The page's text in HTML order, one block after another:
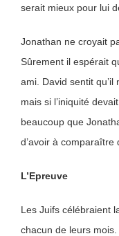
serait mieux pour lui
Jonathan ne croyait
Sûrement il espérait
ami. David sentit qu’il
mais si l’iniquité
beaucoup que
d’avoir à comparaître
L’Epreuve
Les Juifs célébraient
chacun de leurs